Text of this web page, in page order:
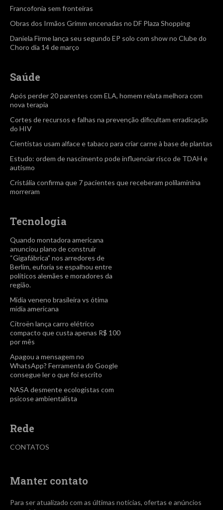
Francofonia sem fronteiras
Obras dos Irmãos Grimm encenadas no DF Plaza Shopping
Daniela Firme lança seu segundo EP solo com show no Clube do
Choro dia 14 de março
Saúde
Após perder 20 parentes com ELA, homem relata melhora com
nova terapia
Cortes de recursos e falhas na prevenção dificultam erradicação
do HIV
Cientistas usam alface e tabaco para criar carne à base de plantas
Estudo: ordem de nascimento pode influenciar risco de TDAH e
autismo
Cristália confirma que 7 pacientes que receberam polilaminina
morreram
Tecnologia
Quando montadora americana
anunciou plano de construir
“Gigafábrica” nos arredores de
Berlim, euforia se espalhou entre
políticos alemães e moradores da
região.
Mídia veneno brasileira vs ótima
mídia americana
Citroën lança carro elétrico
compacto que custa apenas R$ 100
por mês
Apagou a mensagem no
WhatsApp? Ferramenta do Google
consegue ler o que foi escrito
NASA desmente ecologistas com
psicose ambientalista
Rede
CONTATOS
Manter contato
Para ser atualizado com as últimas notícias, ofertas e anúncios